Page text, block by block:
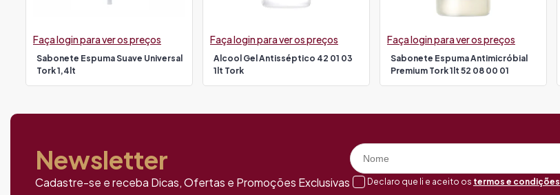
Sabonete Espuma Suave Universal
Tork 1,4lt
Faça login para ver os preços
Alcool Gel Antisséptico 42 01 03
1lt Tork
Faça login para ver os preços
Sabonete Espuma Antimicróbial
Premium Tork 1lt 52 08 00 01
Faça login para ver os preços
Newsletter
Cadastre-se e receba Dicas, Ofertas e Promoções Exclusivas Declaro que li e aceito os termos e condições